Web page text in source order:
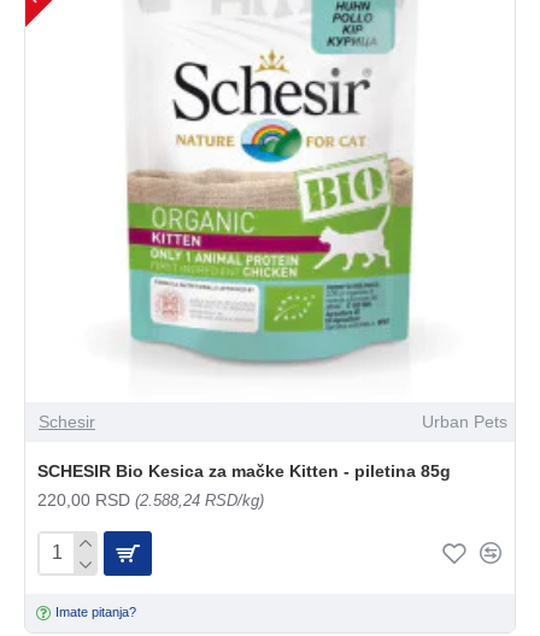
Schesir Urban Pets
SCHESIR Bio Kesica za mačke Kitten - piletina 85g
220,00 RSD (2.588,24 RSD/kg)
Imate pitanja?